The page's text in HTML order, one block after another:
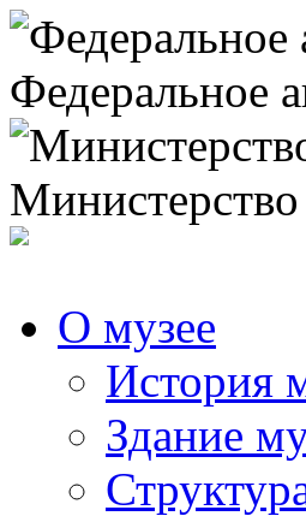
Федеральное
О музее
История
Здание